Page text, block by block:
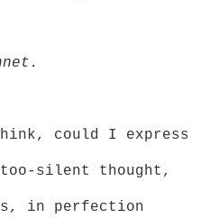
could I express
too-silent thought,
in perfection